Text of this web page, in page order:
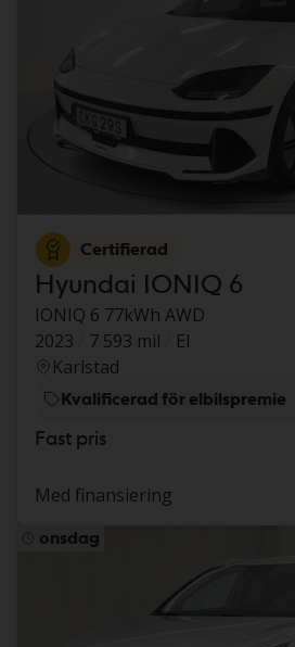
Certifierad
Hyundai IONIQ 6
IONIQ 6 77kWh AWD
2023
7 593 mil
El
Karlstad
Kvalificerad för elbilspremie
Fast pris
Med finansiering
onsdag